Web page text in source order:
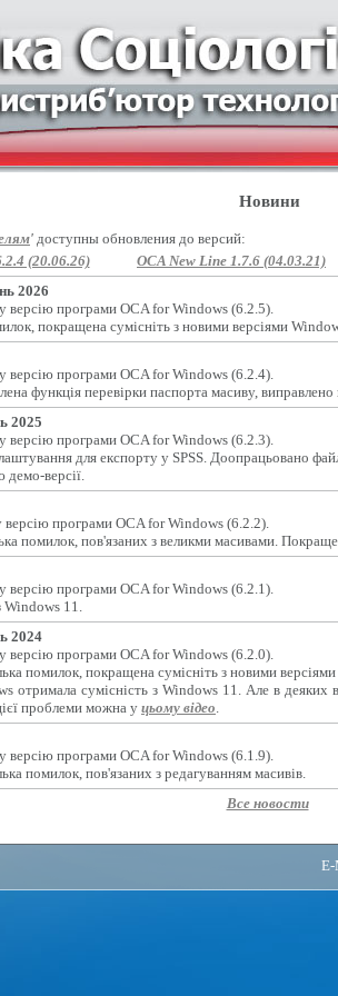
Новини
' доступны обновления до версий:
(20.06.26)
OCA New Line 1.7.6 (04.03.21)
2026
версію програми OCA for Windows (6.2.5).
покращена сумісніть з новими версіями
версію програми OCA for Windows (6.2.4).
функція перевірки паспорта масиву, виправлено
2025
версію програми OCA for Windows (6.2.3).
для експорту у SPSS. Доопрацьовано
демо-версії.
версію програми OCA for Windows (6.2.2).
помилок, пов'язаних з великми масивами.
версію програми OCA for Windows (6.2.1).
Windows 11.
2024
версію програми OCA for Windows (6.2.0).
помилок, покращена сумісніть з новими
отримала сумісність з Windows 11. Але в деяких
проблеми можна у цьому відео.
версію програми OCA for Windows (6.1.9).
помилок, пов'язаних з редагуванням масивів.
Все новости